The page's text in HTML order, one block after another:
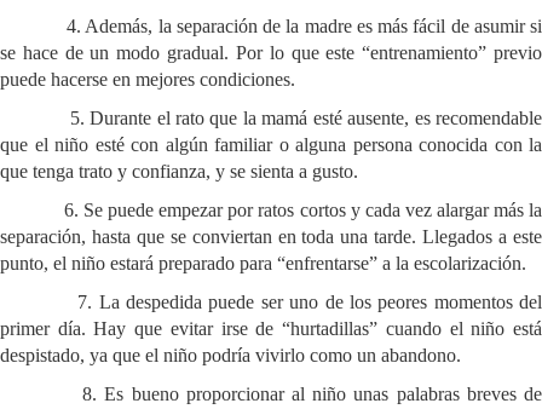
4. Además, la separación de la madre es más fácil de asumir si
se hace de un modo gradual. Por lo que este “entrenamiento” previo
puede hacerse en mejores condiciones.
5. Durante el rato que la mamá esté ausente, es recomendable
que el niño esté con algún familiar o alguna persona conocida con la
que tenga trato y confianza, y se sienta a gusto.
6. Se puede empezar por ratos cortos y cada vez alargar más la
separación, hasta que se conviertan en toda una tarde. Llegados a este
punto, el niño estará preparado para “enfrentarse” a la escolarización.
7. La despedida puede ser uno de los peores momentos del
primer día. Hay que evitar irse de “hurtadillas” cuando el niño está
despistado, ya que el niño podría vivirlo como un abandono.
8. Es bueno proporcionar al niño unas palabras breves de